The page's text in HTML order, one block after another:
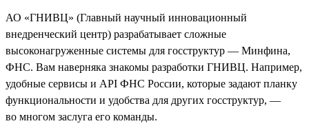
АО «ГНИВЦ» (Главный научный инновационный
внедренческий центр) разрабатывает сложные
высоконагруженные системы для госструктур — Минфина,
ФНС. Вам наверняка знакомы разработки ГНИВЦ. Например,
удобные сервисы и API ФНС России, которые задают планку
функциональности и удобства для других госструктур, —
во многом заслуга его команды.